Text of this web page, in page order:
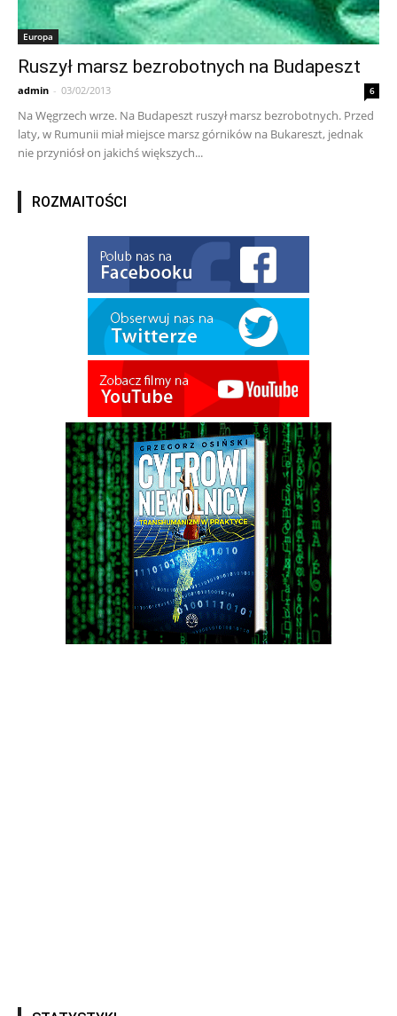
Europa
Ruszył marsz bezrobotnych na Budapeszt
admin - 03/02/2013 6
Na Węgrzech wrze. Na Budapeszt ruszył marsz bezrobotnych. Przed
laty, w Rumunii miał miejsce marsz górników na Bukareszt, jednak
nie przyniósł on jakichś większych...
ROZMAITOŚCI